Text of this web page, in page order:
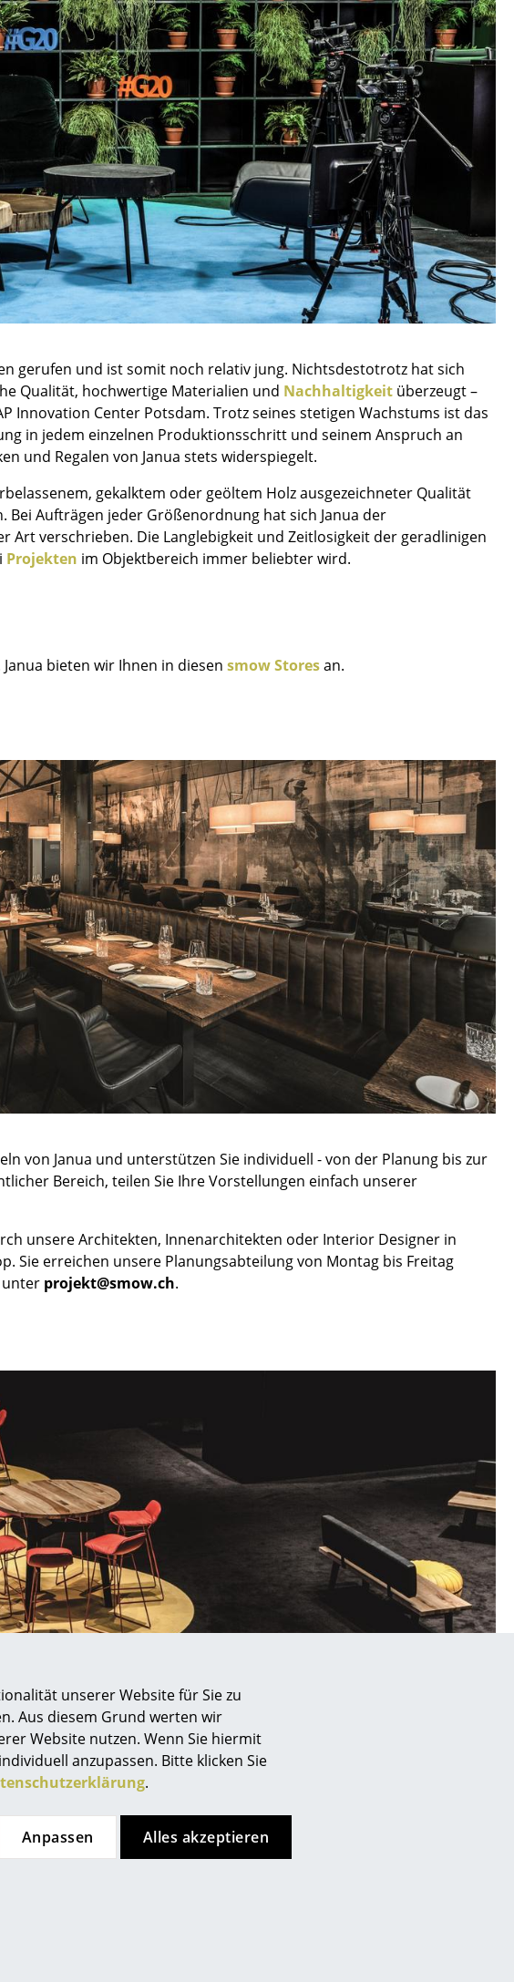
unserer Website für Sie zu
Aus diesem Grund werten wir
Website nutzen. Wenn Sie hiermit
anzupassen. Bitte klicken Sie
.
Anpassen Alles akzeptieren
Decken
Kissen
Teppiche
Vorhänge
... alle Accessoires
Büro
Management Büro
Konferenzraum
Empfang
Cafeteria
Branchenlösungen
Sicheres Arbeiten
Eames
van der Rohe
A-Z
smow
Editions
im Design
Design
Design
Design
Über uns
Jobs bei smow
Arbeiten bei smow
Newsletter
Presse
Impressum
gerufen und ist somit noch relativ jung. Nichtsdestotrotz hat sich
Qualität, hochwertige Materialien und Nachhaltigkeit überzeugt –
Innovation Center Potsdam. Trotz seines stetigen Wachstums ist das
in jedem einzelnen Produktionsschritt und seinem Anspruch an
und Regalen von Janua stets widerspiegelt.
gekalktem oder geöltem Holz ausgezeichneter Qualität
Aufträgen jeder Größenordnung hat sich Janua der
verschrieben. Die Langlebigkeit und Zeitlosigkeit der geradlinigen
Projekten im Objektbereich immer beliebter wird.
bieten wir Ihnen in diesen smow Storesan.
von Janua und unterstützen Sie individuell - von der Planung bis zur
Bereich, teilen Sie Ihre Vorstellungen einfach unserer
unsere Architekten, Innenarchitekten oder Interior Designer in
Sie erreichen unsere Planungsabteilung von Montag bis Freitag
unter projekt@smow.ch.